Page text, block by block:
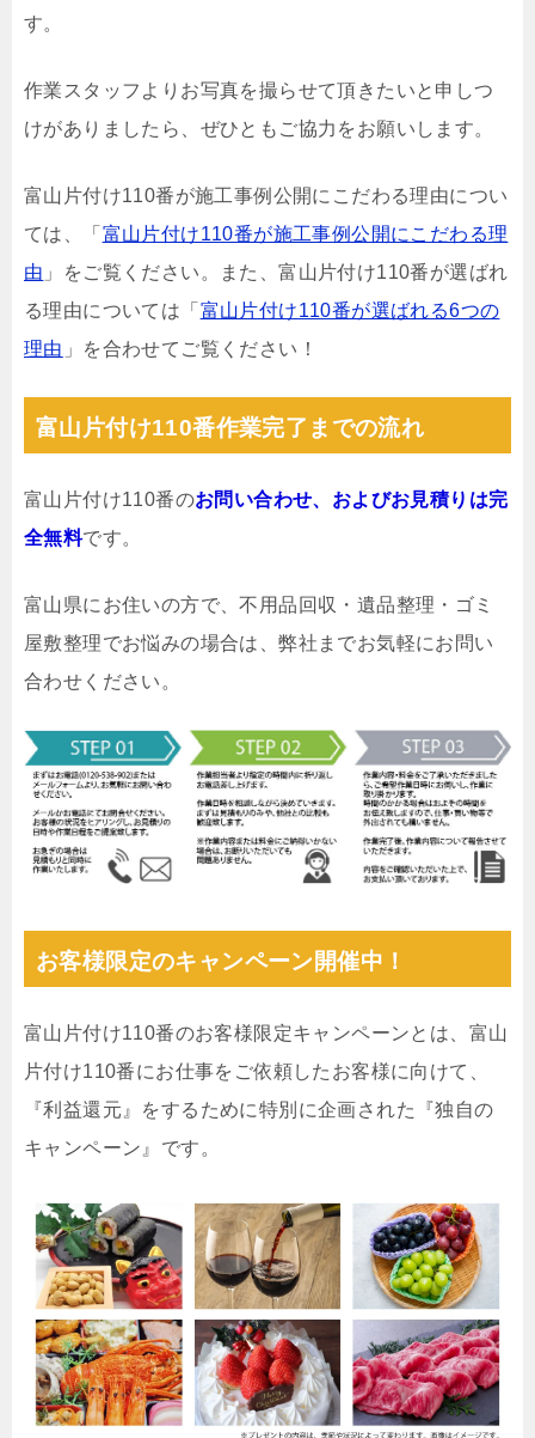
す。
作業スタッフよりお写真を撮らせて頂きたいと申しつ
けがありましたら、ぜひともご協力をお願いします。
富山片付け110番が施工事例公開にこだわる理由につい
ては、「 富山片付け110番が施工事例公開にこだわる理
由 」をご覧ください。また、富山片付け110番が選ばれ
る理由については「 富山片付け110番が選ばれる6つの
理由 」を合わせてご覧ください！
富山片付け110番作業完了までの流れ
富山片付け110番のお問い合わせ、およびお見積りは完
全無料です。
富山県にお住いの方で、不用品回収・遺品整理・ゴミ
屋敷整理でお悩みの場合は、弊社までお気軽にお問い
合わせください。
お客様限定のキャンペーン開催中！
富山片付け110番のお客様限定キャンペーンとは、富山
片付け110番にお仕事をご依頼したお客様に向けて、
『利益還元』をするために特別に企画された『独自の
キャンペーン』です。